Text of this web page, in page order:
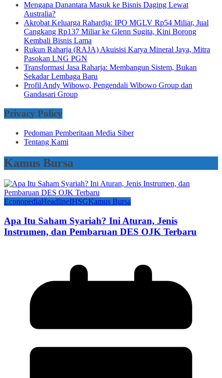
Mengapa Danantara Masuk ke Bisnis Daging Lewat
Australia?
Akrobat Keluarga Rahardja: IPO MGLV Rp54 Miliar, Jual
Cangkang Rp137 Miliar ke Glenn Sugita, Kini Borong
Kembali Bisnis Lama
Rukun Raharja (RAJA) Akuisisi Karya Mineral Jaya, Mitra
Pasokan LNG PGN
Transformasi Jasa Raharja: Membangun Sistem, Bukan
Sekadar Lembaga Baru
Profil Andy Wibowo, Pengendali Wibowo Group dan
Gandasari Group
Privacy Policy
Pedoman Pemberitaan Media Siber
Tentang Kami
Kamus Bursa
EconopediaHeadlineIHSGKamus Bursa
Apa Itu Saham Syariah? Ini Aturan, Jenis
Instrumen, dan Pembaruan DES OJK Terbaru